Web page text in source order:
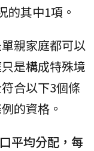
的其中1項。
親家庭都可以
是構成特殊境
合以下3個條
的資格。
平均分配，每